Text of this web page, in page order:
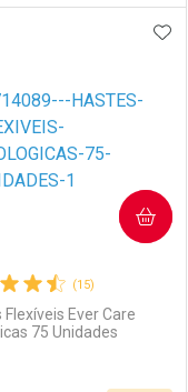
Menos
(15)
Flexíveis Ever Care
75 Unidades
COMPRAR